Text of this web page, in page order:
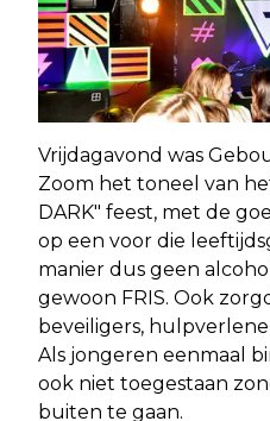
Vrijdagavond was
Zoom het toneel van
DARK" feest, met de
op een voor die
manier dus geen
gewoon FRIS. Ook
beveiligers,
Als jongeren eenmaal
ook niet toegestaan
buiten te gaan.